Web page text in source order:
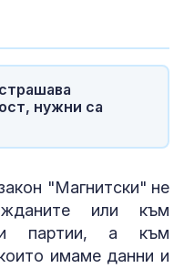
нужни са
"Магнитски" не
или към
партии, а към
имаме данни и